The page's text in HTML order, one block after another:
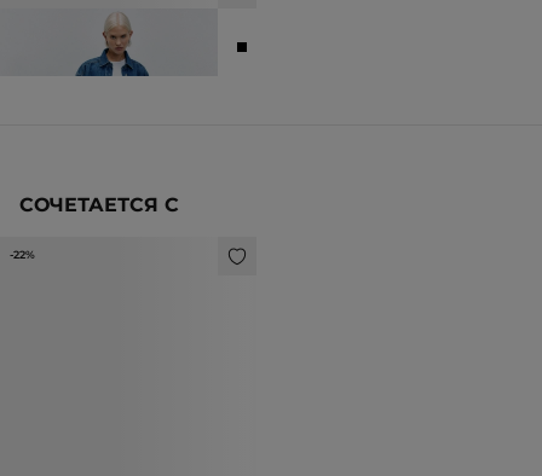
ДЖИНСЫ СВОБОДНОГО КРОЯ
СОЧЕТАЕТСЯ С
-22%